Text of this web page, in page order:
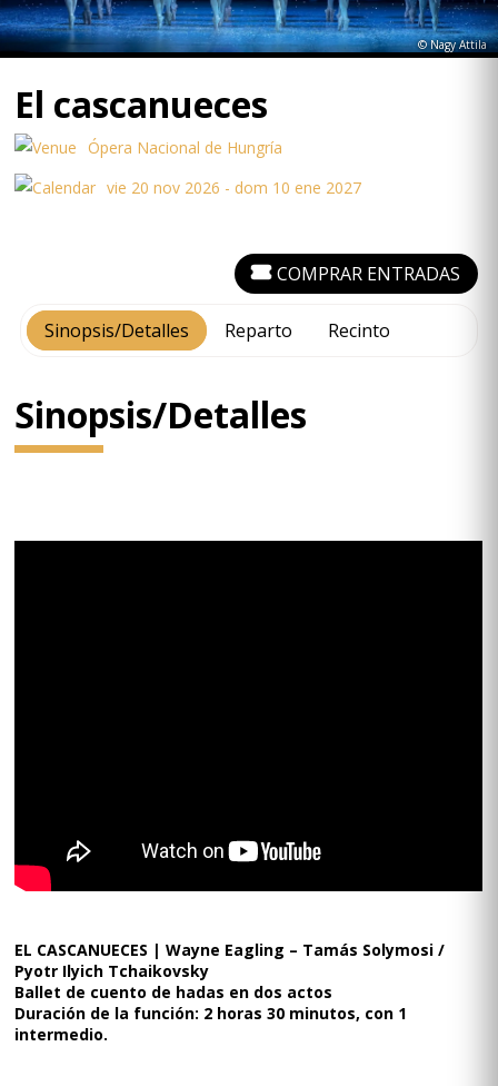
© Nagy Attila
El cascanueces
Ópera Nacional de Hungría
vie 20 nov 2026 - dom 10 ene 2027
Sinopsis/Detalles Reparto Recinto
COMPRAR ENTRADAS
Sinopsis/Detalles
EL CASCANUECES | Wayne Eagling – Tamás Solymosi /
Pyotr Ilyich Tchaikovsky
Ballet de cuento de hadas en dos actos
Duración de la función: 2 horas 30 minutos, con 1
intermedio.